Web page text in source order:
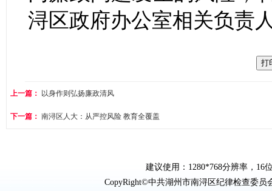
浔区政府办公室相关负责
上一篇： 以身作则弘扬廉政清风
下一篇： 南浔区人大：从严控风险 教育全覆盖
建议使用：1280*768分辨率，16
CopyRight©中共湖州市南浔区纪律检查委